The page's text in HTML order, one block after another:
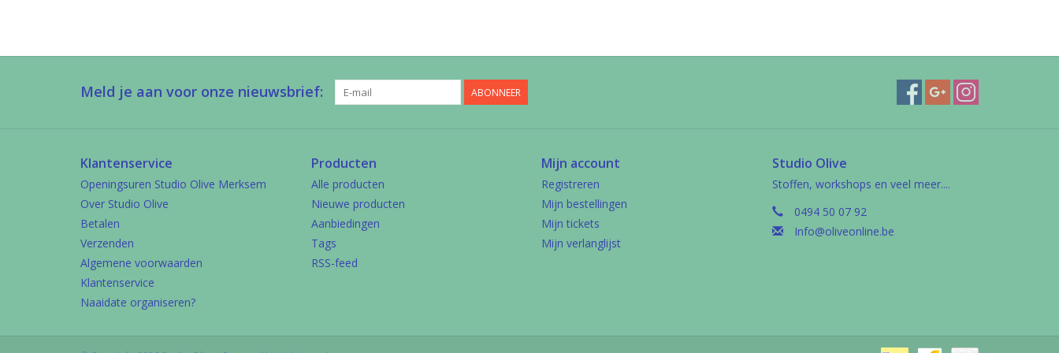
Meld je aan voor onze nieuwsbrief: ABONNEER
Klantenservice
Openingsuren Studio Olive Merksem
Over Studio Olive
Betalen
Verzenden
Algemene voorwaarden
Klantenservice
Naaidate organiseren?
Producten
Alle producten
Nieuwe producten
Aanbiedingen
Tags
RSS-feed
Mijn account
Registreren
Mijn bestellingen
Mijn tickets
Mijn verlanglijst
Studio Olive
Stoffen, workshops en veel meer....
0494 50 07 92
Info@oliveonline.be